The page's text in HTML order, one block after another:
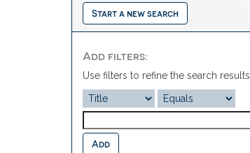
Start a new search
Add filters:
Use filters to refine the search results.